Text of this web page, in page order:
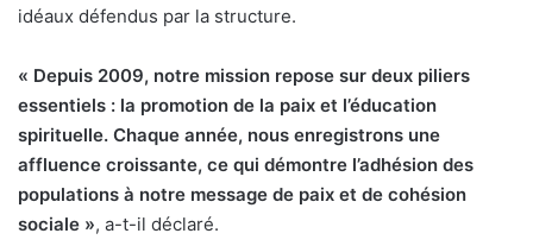
idéaux défendus par la structure.
« Depuis 2009, notre mission repose sur deux piliers
essentiels : la promotion de la paix et l’éducation
spirituelle. Chaque année, nous enregistrons une
affluence croissante, ce qui démontre l’adhésion des
populations à notre message de paix et de cohésion
sociale », a-t-il déclaré.